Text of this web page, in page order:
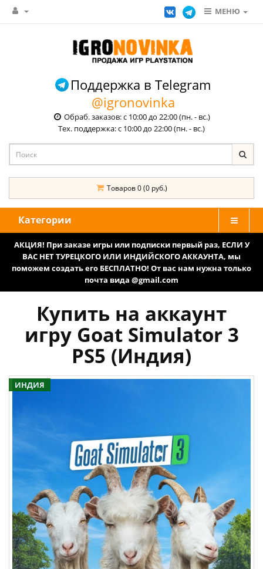
МЕНЮ
Поддержка в Telegram
@igronovinka
Обраб. заказов: с 10:00 до 22:00 (пн. - вс.)
Тех. поддержка: с 10:00 до 22:00 (пн. - вс.)
Товаров 0 (0 руб.)
Категории
АКЦИЯ! При заказе игры или подписки первый раз, ЕСЛИ У
ВАС НЕТ ТУРЕЦКОГО ИЛИ ИНДИЙСКОГО АККАУНТА, мы
поможем создать его БЕСПЛАТНО! От вас нам нужна только
почта вида @gmail.com
Купить на аккаунт
игру Goat Simulator 3
PS5 (Индия)
ИНДИЯ